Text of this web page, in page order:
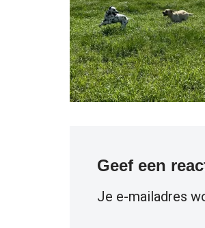
Geef een
Je e-mailadres